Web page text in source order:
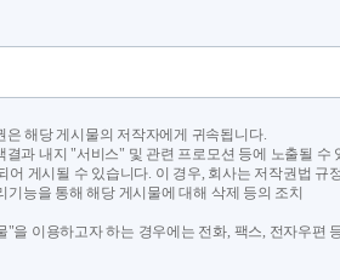
해당 게시물의 저작자에게 귀속됩니다.
과 내지 "서비스" 및 관련 프로모션 등에 노출될 수
게시될 수 있습니다. 이 경우, 회사는 저작권법 규
능을 통해 해당 게시물에 대해 삭제 등의 조치
이용하고자 하는 경우에는 전화, 팩스, 전자우편